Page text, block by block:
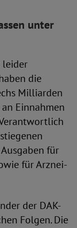
unter
leider
die
Milliarden
Einnahmen
für
für Arznei-
der DAK-
Folgen. Die